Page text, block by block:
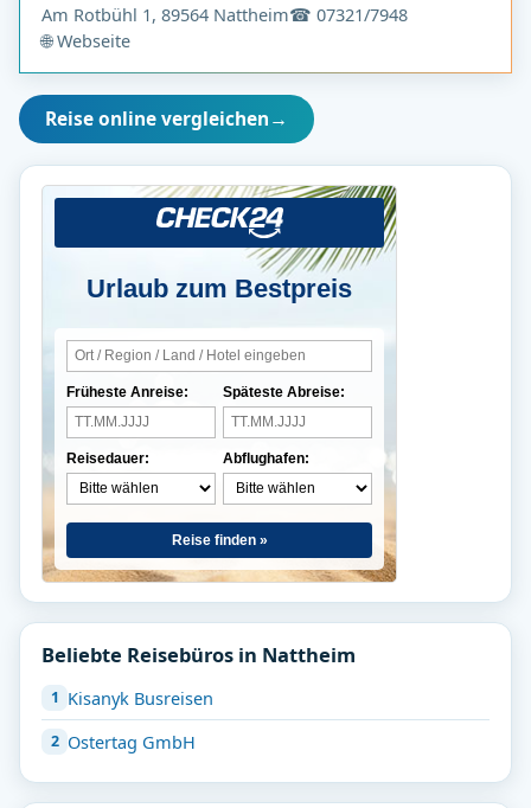
Am Rotbühl 1, 89564 Nattheim☎ 07321/7948
🌐 Webseite
Reise online vergleichen→
Urlaub zum Bestpreis
Früheste Anreise:
Reisedauer:
Späteste Abreise:
Abflughafen:
Reise finden »
Beliebte Reisebüros in Nattheim
Kisanyk Busreisen
Ostertag GmbH